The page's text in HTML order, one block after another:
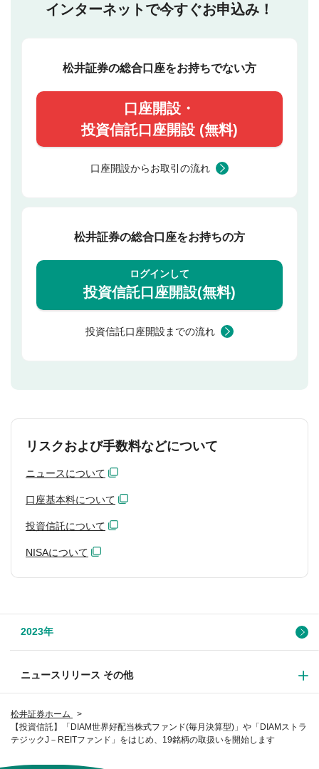
松井証券ホーム
【投資信託】「DIAM世界好配当株式ファンド(毎月決算型)」や「DIAMストラ
テジックJ－REITファンド」をはじめ、19銘柄の取扱いを開始します
インターネットで今すぐお申込み！
松井証券の総合口座をお持ちでない方
口座開設・
投資信託口座開設 (無料)
口座開設からお取引の流れ
松井証券の総合口座をお持ちの方
ログインして
投資信託口座開設(無料)
投資信託口座開設までの流れ
リスクおよび手数料などについて
ニュースについて
口座基本料について
投資信託について
NISAについて
2023年
ニュースリリース その他